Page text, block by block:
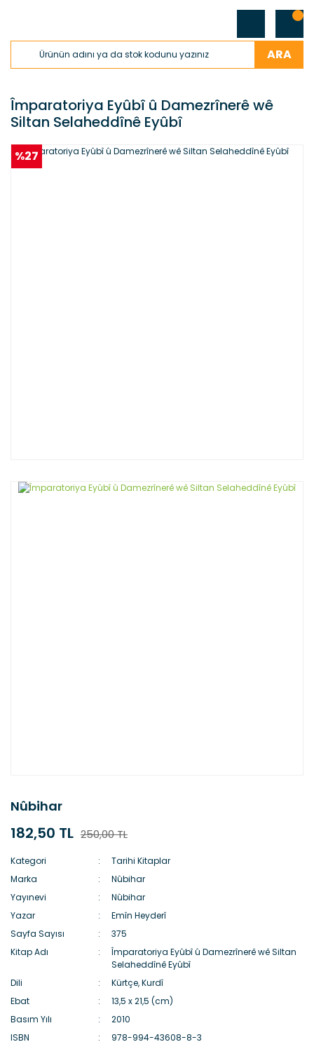
ARA
Împaratoriya Eyûbî û Damezrînerê wê
Siltan Selaheddînê Eyûbî
%27
Nûbihar
182,50 TL 250,00 TL
Kategori
Tarihi Kitaplar
Marka
Nûbihar
Yayınevi
Nûbihar
Yazar
Emîn Heyderî
Sayfa Sayısı
375
Kitap Adı
Împaratoriya Eyûbî û Damezrînerê wê Siltan
Selaheddînê Eyûbî
Dili
Kürtçe, Kurdî
Ebat
13,5 x 21,5 (cm)
Basım Yılı
2010
ISBN
978-994-43608-8-3